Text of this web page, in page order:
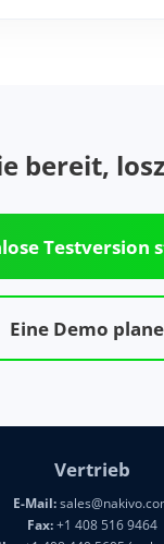
bereit,
Testversion
Eine Demo
Vertrieb
E-Mail:
Fax:+1 408 516 9464